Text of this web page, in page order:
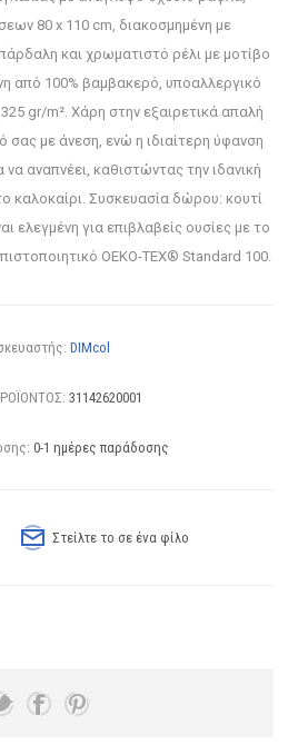
80 x 110 cm, διακοσμημένη με
και χρωματιστό ρέλι με μοτίβο
από 100% βαμβακερό, υποαλλεργικό
gr/m². Χάρη στην εξαιρετικά απαλή
σας με άνεση, ενώ η ιδιαίτερη ύφανση
αναπνέει, καθιστώντας την ιδανική
καλοκαίρι. Συσκευασία δώρου: κουτί
ελεγμένη για επιβλαβείς ουσίες με το
OEKO-TEX® Standard 100.
DIMcol
31142620001
0-1 ημέρες παράδοσης
Στείλτε το σε ένα φίλο